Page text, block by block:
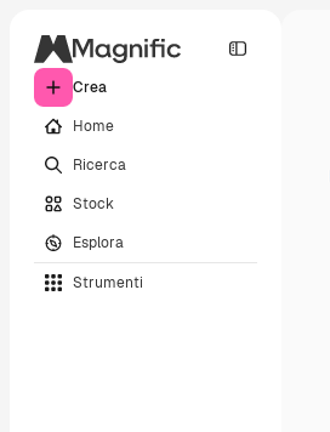
Crea
Home
Ricerca
Stock
Esplora
Strumenti